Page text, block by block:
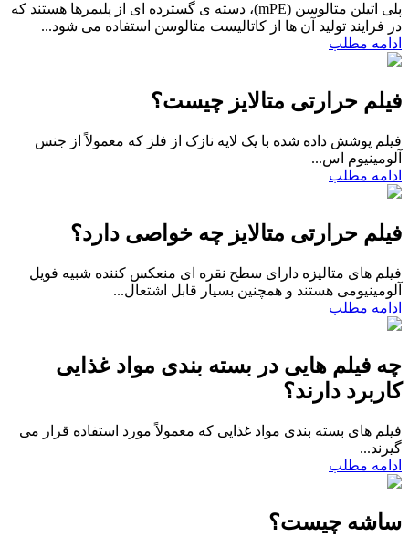
پلی اتیلن متالوسن (mPE)، دسته ی گسترده ای از پلیمرها هستند که
در فرایند تولید آن ها از کاتالیست متالوسن استفاده می شود...
ادامه مطلب
فیلم حرارتی متالایز چیست؟
فیلم پوشش داده شده با یک لایه نازک از فلز که معمولاً از جنس
آلومینیوم اس...
ادامه مطلب
فیلم حرارتی متالایز چه خواصی دارد؟
فیلم های متالیزه دارای سطح نقره ای منعکس کننده شبیه فویل
آلومینیومی هستند و همچنین بسیار قابل اشتعال...
ادامه مطلب
چه فیلم هایی در بسته بندی مواد غذایی
کاربرد دارند؟
فیلم های بسته بندی مواد غذایی که معمولاً مورد استفاده قرار می
گیرند...
ادامه مطلب
ساشه چیست؟